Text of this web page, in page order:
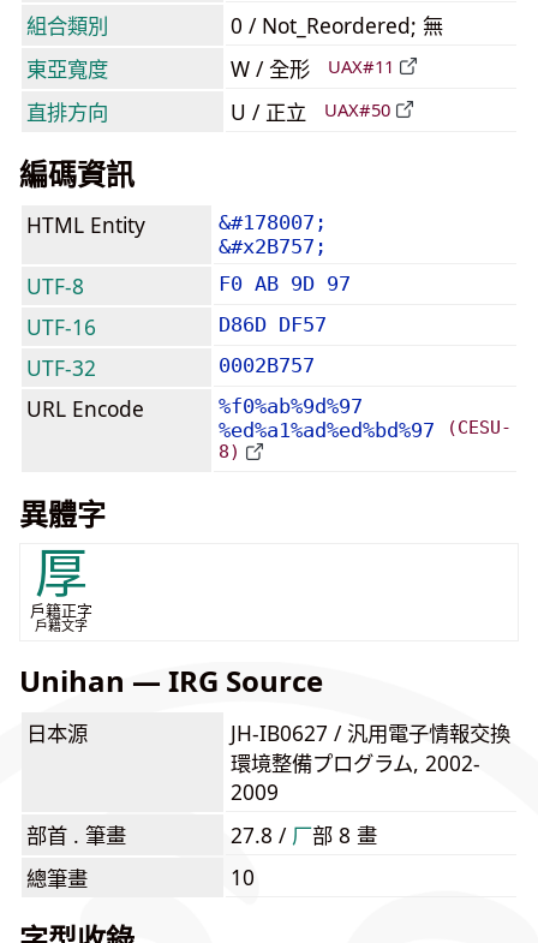
組合類別
0 / Not_Reordered; 無
東亞寬度
W / 全形 UAX#11
直排方向 U / 正立 UAX#50
編碼資訊
HTML Entity
&#178007;
&#x2B757;
UTF-8 F0 AB 9D 97
UTF-16 D86D DF57
UTF-32 0002B757
URL Encode
%f0%ab%9d%97
%ed%a1%ad%ed%bd%97
(CESU-
8)
異體字
厚
戶籍正字
戶籍文字
Unihan — IRG Source
日本源
JH-IB0627 / 汎用電子情報交換
環境整備プログラム, 2002-
2009
部首 . 筆畫
27.8 / ⼚部 8 畫
總筆畫
10